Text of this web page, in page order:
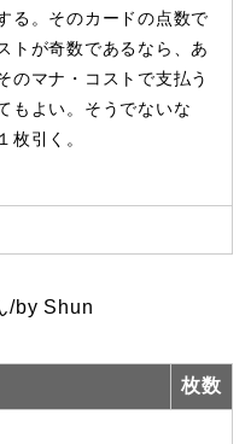
る。そのカードの点数で
トが奇数であるなら、あ
のマナ・コストで支払う
もよい。そうでないな
枚引く。
/by Shun
枚数